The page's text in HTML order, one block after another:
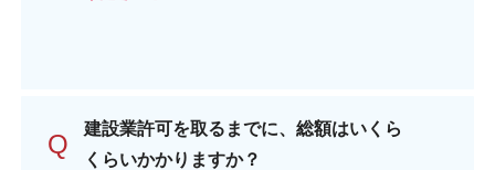
Q
建設業許可を取るまでに、総額はいくら
くらいかかりますか？